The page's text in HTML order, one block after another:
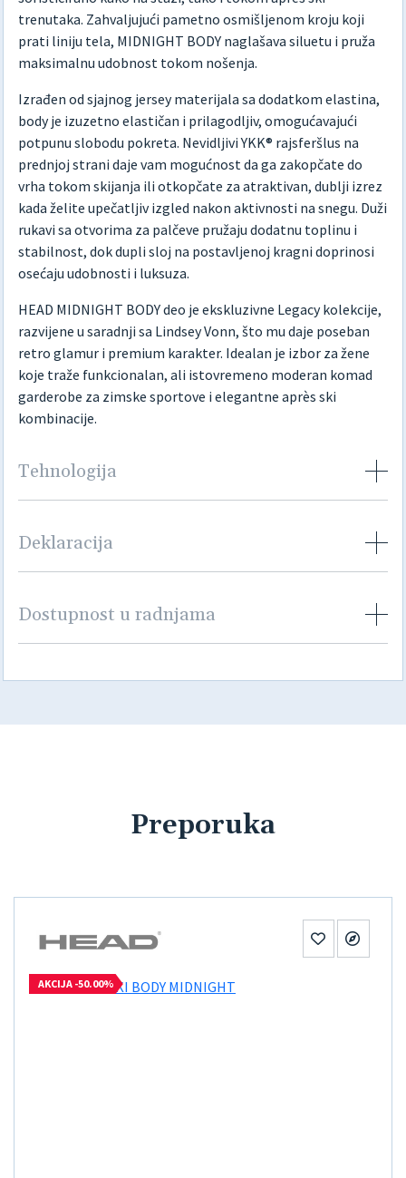
trenutaka. Zahvaljujući pametno osmišljenom kroju koji
prati liniju tela, MIDNIGHT BODY naglašava siluetu i pruža
maksimalnu udobnost tokom nošenja.
Izrađen od sjajnog jersey materijala sa dodatkom elastina,
body je izuzetno elastičan i prilagodljiv, omogućavajući
potpunu slobodu pokreta. Nevidljivi YKK® rajsferšlus na
prednjoj strani daje vam mogućnost da ga zakopčate do
vrha tokom skijanja ili otkopčate za atraktivan, dublji izrez
kada želite upečatljiv izgled nakon aktivnosti na snegu. Duži
rukavi sa otvorima za palčeve pružaju dodatnu toplinu i
stabilnost, dok dupli sloj na postavljenoj kragni doprinosi
osećaju udobnosti i luksuza.
HEAD MIDNIGHT BODY deo je ekskluzivne Legacy kolekcije,
razvijene u saradnji sa Lindsey Vonn, što mu daje poseban
retro glamur i premium karakter. Idealan je izbor za žene
koje traže funkcionalan, ali istovremeno moderan komad
garderobe za zimske sportove i elegantne après ski
kombinacije.
Tehnologija
Deklaracija
Dostupnost u radnjama
Preporuka
AKCIJA -50.00%